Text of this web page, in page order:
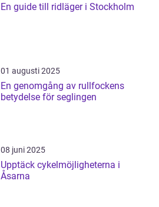
En guide till ridläger i Stockholm
01 augusti 2025
En genomgång av rullfockens
betydelse för seglingen
08 juni 2025
Upptäck cykelmöjligheterna i
Åsarna